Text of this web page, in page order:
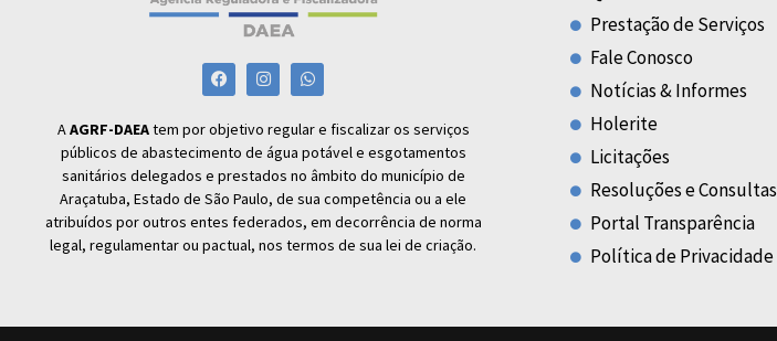
AAGRF-DAEAtem por objetivo regular e fiscalizar os serviços
públicos de abastecimento de água potável e esgotamentos
sanitários delegados e prestados no âmbito do município de
Araçatuba, Estado de São Paulo, de sua competência ou a ele
atribuídos por outros entes federados, em decorrência de norma
legal, regulamentar ou pactual, nos termos de sua lei de criação.
Prestação de Serviços
Fale Conosco
Notícias & Informes
Holerite
Licitações
Resoluções e Consultas
Portal Transparência
Política de Privacidade